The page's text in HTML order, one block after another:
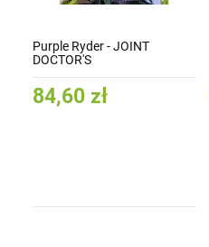
Purple Ryder - JOINT
DOCTOR'S
84,60 zł